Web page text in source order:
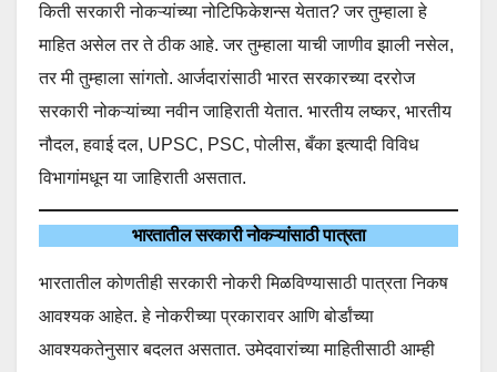
किती सरकारी नोकऱ्यांच्या नोटिफिकेशन्स येतात? जर तुम्हाला हे
माहित असेल तर ते ठीक आहे. जर तुम्हाला याची जाणीव झाली नसेल,
तर मी तुम्हाला सांगतो. आर्जदारांसाठी भारत सरकारच्या दररोज
सरकारी नोकऱ्यांच्या नवीन जाहिराती येतात. भारतीय लष्कर, भारतीय
नौदल, हवाई दल, UPSC, PSC, पोलीस, बँका इत्यादी विविध
विभागांमधून या जाहिराती असतात.
भारतातील सरकारी नोकऱ्यांसाठी पात्रता
भारतातील कोणतीही सरकारी नोकरी मिळविण्यासाठी पात्रता निकष
आवश्यक आहेत. हे नोकरीच्या प्रकारावर आणि बोर्डांच्या
आवश्यकतेनुसार बदलत असतात. उमेदवारांच्या माहितीसाठी आम्ही